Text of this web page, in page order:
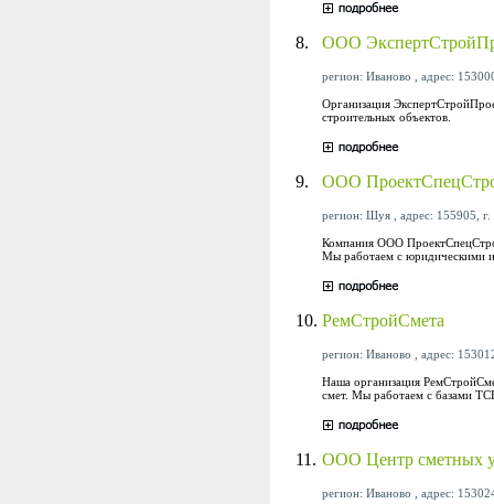
8. ООО
регион: Иваново , адрес:
Организация
строительных объектов.
9. ООО
регион: Шуя , адрес: 155905,
Компания ООО
Мы работаем с юридическими
10. РемСтройСмета
регион: Иваново , адрес:
Наша организация
смет. Мы работаем с базами
11. ООО Центр сметных
регион: Иваново , адрес: